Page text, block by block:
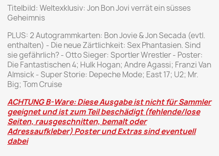
Titelbild: Weltexklusiv: Jon Bon Jovi verrät ein süsses
Geheimnis
PLUS: 2 Autogrammkarten: Bon Jovie & Jon Secada (evtl.
enthalten) - Die neue Zärtlichkeit: Sex Phantasien. Sind
sie gefährlich? - Otto Sieger: Sportler Wrestler - Poster:
Die Fantastischen 4; Hulk Hogan; Andre Agassi; Franzi Van
Almsick - Super Storie: Depeche Mode; East 17; U2; Mr.
Big; Tom Cruise
ACHTUNG B-Ware: Diese Ausgabe ist nicht für Sammler
geeignet und ist zum Teil beschädigt (fehlende/lose
Seiten, rausgeschnitten, bemalt oder
Adressaufkleber) Poster und Extras sind eventuell
dabei